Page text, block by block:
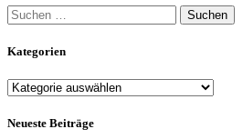
Suchen
nach:
Kategorien
Kategorien
Neueste Beiträge